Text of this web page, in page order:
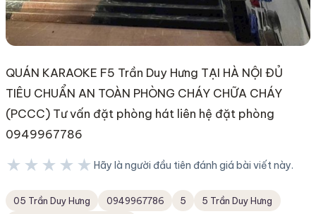
QUÁN KARAOKE F5 Trần Duy Hưng TẠI HÀ NỘI ĐỦ
TIÊU CHUẨN AN TOÀN PHÒNG CHÁY CHỮA CHÁY
(PCCC) Tư vấn đặt phòng hát liên hệ đặt phòng
0949967786
★★★★★ Hãy là người đầu tiên đánh giá bài viết này.
05 Trần Duy Hưng 0949967786 5
5 Trần Duy Hưng